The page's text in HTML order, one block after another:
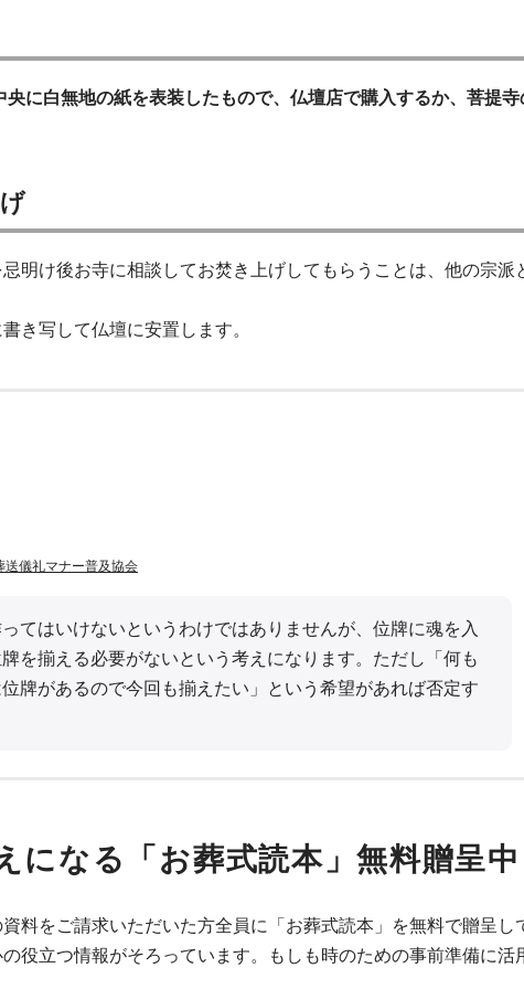
に白無地の紙を表装したもので、仏壇店で購入するか、菩提寺
明け後お寺に相談してお焚き上げしてもらうことは、他の宗派
き写して仏壇に安置します。
送儀礼マナー普及協会
てはいけないというわけではありませんが、位牌に魂を入
を揃える必要がないという考えになります。ただし「何も
牌があるので今回も揃えたい」という希望があれば否定す
になる「お葬式読本」無料贈呈中
資料をご請求いただいた方全員に「お葬式読本」を無料で贈呈し
役立つ情報がそろっています。もしも時のための事前準備に活